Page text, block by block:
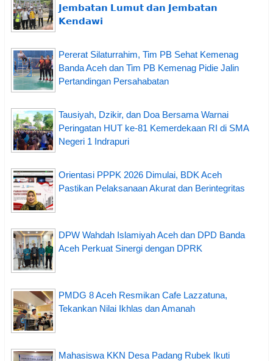
𝗝𝗲𝗺𝗯𝗮𝘁𝗮𝗻 𝗟𝘂𝗺𝘂𝘁 𝗱𝗮𝗻 𝗝𝗲𝗺𝗯𝗮𝘁𝗮𝗻
𝗞𝗲𝗻𝗱𝗮𝘄𝗶
Pererat Silaturrahim, Tim PB Sehat Kemenag
Banda Aceh dan Tim PB Kemenag Pidie Jalin
Pertandingan Persahabatan
Tausiyah, Dzikir, dan Doa Bersama Warnai
Peringatan HUT ke-81 Kemerdekaan RI di SMA
Negeri 1 Indrapuri
Orientasi PPPK 2026 Dimulai, BDK Aceh
Pastikan Pelaksanaan Akurat dan Berintegritas
DPW Wahdah Islamiyah Aceh dan DPD Banda
Aceh Perkuat Sinergi dengan DPRK
PMDG 8 Aceh Resmikan Cafe Lazzatuna,
Tekankan Nilai Ikhlas dan Amanah
Mahasiswa KKN Desa Padang Rubek Ikuti